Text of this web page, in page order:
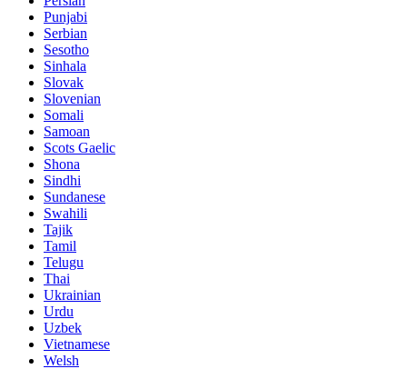
Punjabi
Serbian
Sesotho
Sinhala
Slovak
Slovenian
Somali
Samoan
Scots Gaelic
Shona
Sindhi
Sundanese
Swahili
Tajik
Tamil
Telugu
Thai
Ukrainian
Urdu
Uzbek
Vietnamese
Welsh